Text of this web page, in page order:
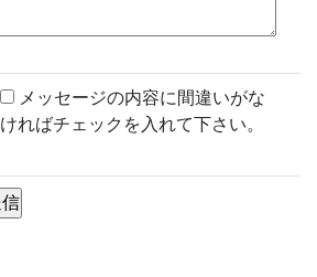
メッセージの内容に間違いがな
ければチェックを入れて下さい。